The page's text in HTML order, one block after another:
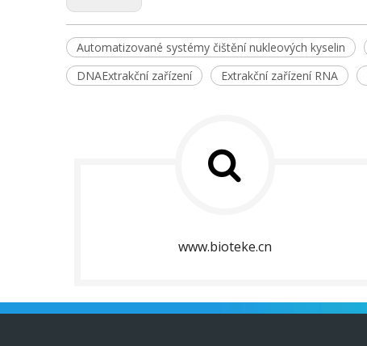
Automatizované systémy čištění nukleových kyselin
DNAExtrakční zařízení
Extrakční zařízení RNA
www.bioteke.cn